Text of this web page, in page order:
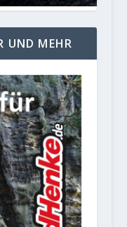
UND MEHR